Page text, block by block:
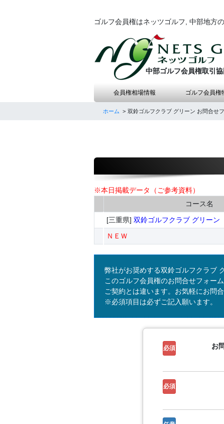
ゴルフ会員権はネッツゴルフ, 中部地方
中部ゴルフ会員権取引
会員権相場情報 ゴルフ会員権
ホーム 双鈴ゴルフクラブ グリーン お問合せ
※本日掲載データ（ご参考資料）
コース名
[三重県] 双鈴ゴルフクラブ グリーン
ＮＥＷ
弊社がお奨めする双鈴ゴルフクラブ
このゴルフ会員権のお問合せフォー
ご契約とは違います。お気軽にお問合
※必須項目は必ずご記入願います。
必須 お
必須